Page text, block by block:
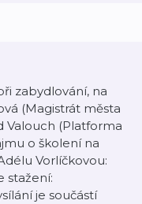
zabydlování, na
(Magistrát města
Valouch (Platforma
o školení na
Vorlíčkovou:
stažení:
je součástí